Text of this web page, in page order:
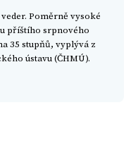
Poměrně vysoké
příštího srpnového
35 stupňů, vyplývá z
ústavu (ČHMÚ).